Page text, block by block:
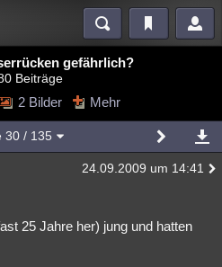
Blogs Videos
Mystery Kriminalfälle
gefährlich?
Beiträge
2 Bilder Mehr
30/ 135
24.09.2009 um 14:41
25 Jahre her) jung und hatten